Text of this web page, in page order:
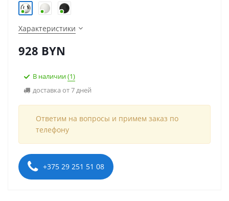
Характеристики
928 BYN
В наличии(1)
доставка от 7 дней
Ответим на вопросы и примем заказ по
телефону
+375 29 251 51 08